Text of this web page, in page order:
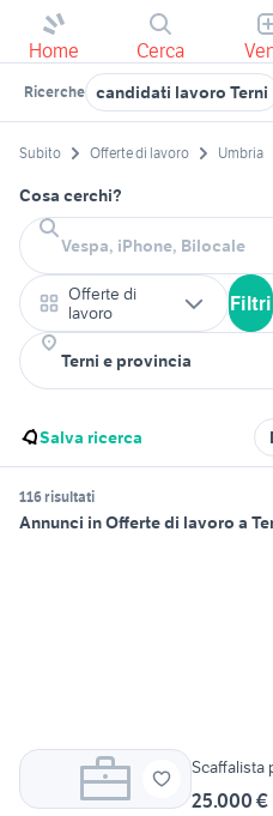
Home Cerca
Ricerche candidati lavoro Terni
Subito Offerte di lavoro Umbria
Cosa cerchi?
Offerte di
lavoro
Filtri
Salva ricerca
116 risultati
Annunci in Offerte di lavoro a
Scaffalista
25.000 €